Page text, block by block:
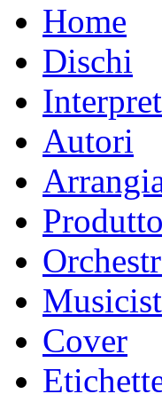
Home
Dischi
Autori
Cover